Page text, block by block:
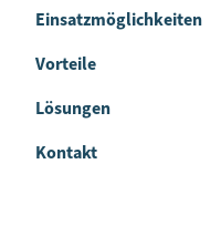
Einsatzmöglichkeiten
Vorteile
Lösungen
Kontakt